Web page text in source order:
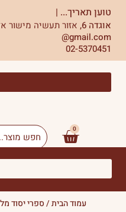
לתוכןטוען תאריך... |
אוגדה 6,
אזור תעשיה מישור
gmail.com@
02-5370451
0
עגלת
קניות
Search
...
עמוד הבית/ספרי יסוד